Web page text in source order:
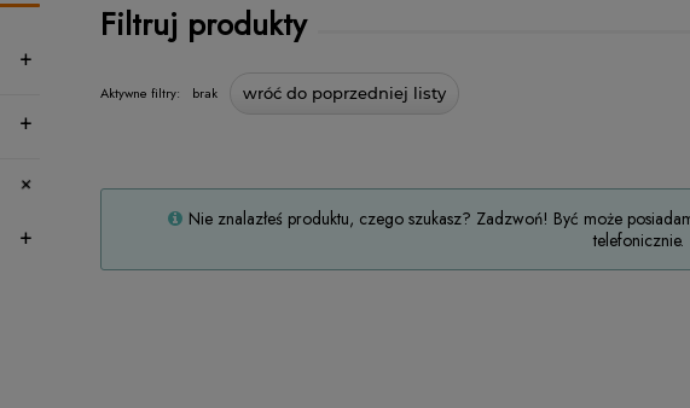
Filtruj produkty
Aktywne filtry: brak wróć do poprzedniej listy
Nie znalazłeś produktu, czego szukasz? Zadzwoń! Być może
telefonicznie.